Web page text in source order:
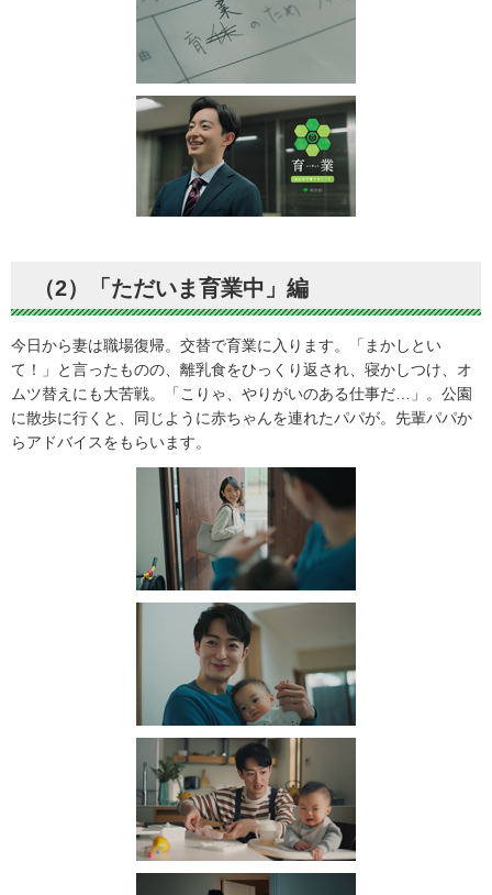
（2）「ただいま育業中」編
今日から妻は職場復帰。交替で育業に入ります。「まかしとい
て！」と言ったものの、離乳食をひっくり返され、寝かしつけ、オ
ムツ替えにも大苦戦。「こりゃ、やりがいのある仕事だ…」。公園
に散歩に行くと、同じように赤ちゃんを連れたパパが。先輩パパか
らアドバイスをもらいます。